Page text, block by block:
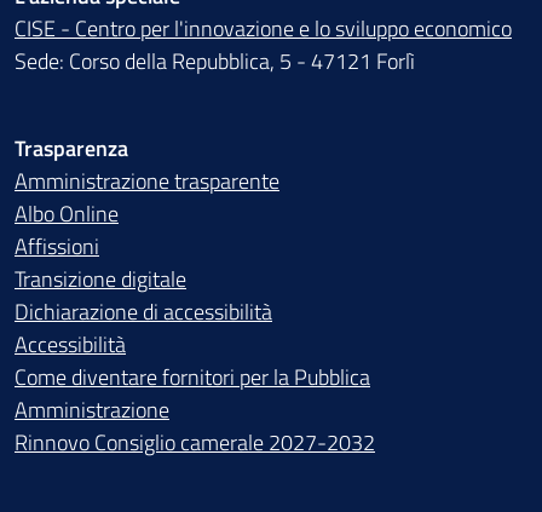
CISE - Centro per l'innovazione e lo sviluppo economico
Sede: Corso della Repubblica, 5 - 47121 Forlì
Trasparenza
Amministrazione trasparente
Albo Online
Affissioni
Transizione digitale
Dichiarazione di accessibilità
Accessibilità
Come diventare fornitori per la Pubblica
Amministrazione
Rinnovo Consiglio camerale 2027-2032